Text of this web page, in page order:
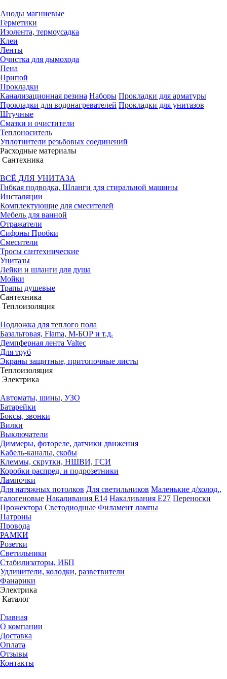
Аноды магниевые
Герметики
Изолента, термоусадка
Клеи
Ленты
Очистка для дымохода
Пена
Припой
Прокладки
Канализационная резина Наборы Прокладки для арматуры
Прокладки для водонагревателей Прокладки для унитазов
Штучные
Смазки и очистители
Теплоноситель
Уплотнители резьбовых соединений
Расходные материалы
Сантехника
ВСЁ ДЛЯ УНИТАЗА
Гибкая подводка, Шланги для стиральной машины
Инсталяции
Комплектующие для смесителей
Мебель для ванной
Отражатели
Сифоны Пробки
Смесители
Тросы сантехнические
Унитазы
Лейки и шланги для душа
Мойки
Трапы душевые
Сантехника
Теплоизоляция
Подложка для теплого пола
Базальтовая, Flama, М-БОР и т.д.
Демпферная лента Valtec
Для труб
Экраны защитные, притопочные листы
Теплоизоляция
Электрика
Автоматы, шины, УЗО
Батарейки
Боксы, звонки
Вилки
Выключатели
Диммеры, фотореле, датчики движения
Кабель-каналы, скобы
Клеммы, скрутки, НШВИ, ГСИ
Коробки распред. и подрозетники
Лампочки
Для натяжных потолков Для светильников Маленькие д/холод.,
галогеновые Накаливания Е14 Накаливания Е27 Переноски
Прожектора Светодиодные Филамент лампы
Патроны
Провода
РАМКИ
Розетки
Светильники
Стабилизаторы, ИБП
Удлинители, колодки, разветвители
Фанарики
Электрика
Каталог
Главная
О компании
Доставка
Оплата
Отзывы
Контакты